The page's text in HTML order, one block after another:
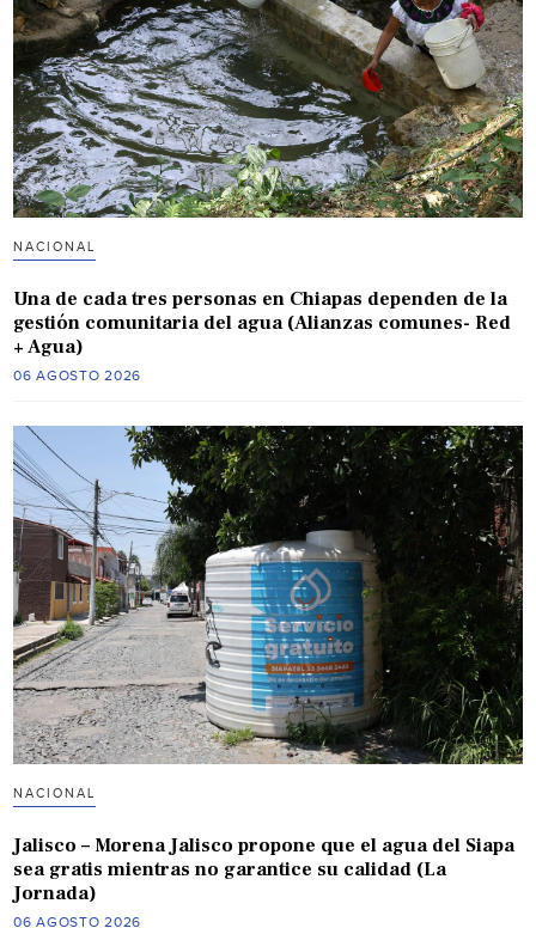
NACIONAL
Una de cada tres personas en Chiapas dependen de la
gestión comunitaria del agua (Alianzas comunes- Red
+ Agua)
06 AGOSTO 2026
NACIONAL
Jalisco – Morena Jalisco propone que el agua del Siapa
sea gratis mientras no garantice su calidad (La
Jornada)
06 AGOSTO 2026